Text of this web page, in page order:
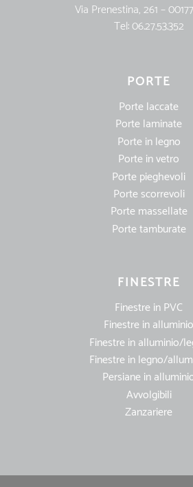
Via Prenestina, 261 –
Tel:06.27.53.352
PORTE
Porte laccate
Porte laminate
Porte in legno
Porte in vetro
Porte pieghevoli
Porte scorrevoli
Porte massellate
Porte tamburate
FINESTRE
Finestre in PVC
Finestre in alluminio
Finestre in alluminio/
Finestre in legno/
Persiane in
Avvolgibili
Zanzariere